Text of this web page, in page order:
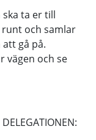
ta er till
runt och samlar
gå på.
vägen och se
DELEGATIONEN: